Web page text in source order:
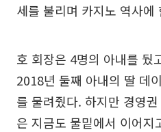
세를 불리며 카지노 역사에
호 회장은 4명의 아내를 뒀
2018년 둘째 아내의 딸 데
를 물려줬다. 하지만 경영
은 지금도 물밑에서 이어지